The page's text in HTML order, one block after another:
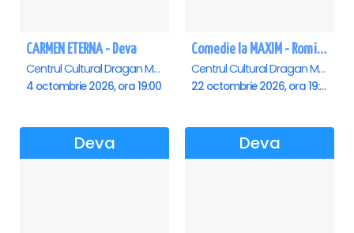
CARMEN ETERNA - Deva
Centrul Cultural Dragan Muntean, Deva
4 octombrie 2026, ora 19:00
Comedie la MAXIM - Romica Tociu si Cornel Palade - Deva
Centrul Cultural Dragan Muntean, Deva
22 octombrie 2026, ora 19:00
Deva Deva